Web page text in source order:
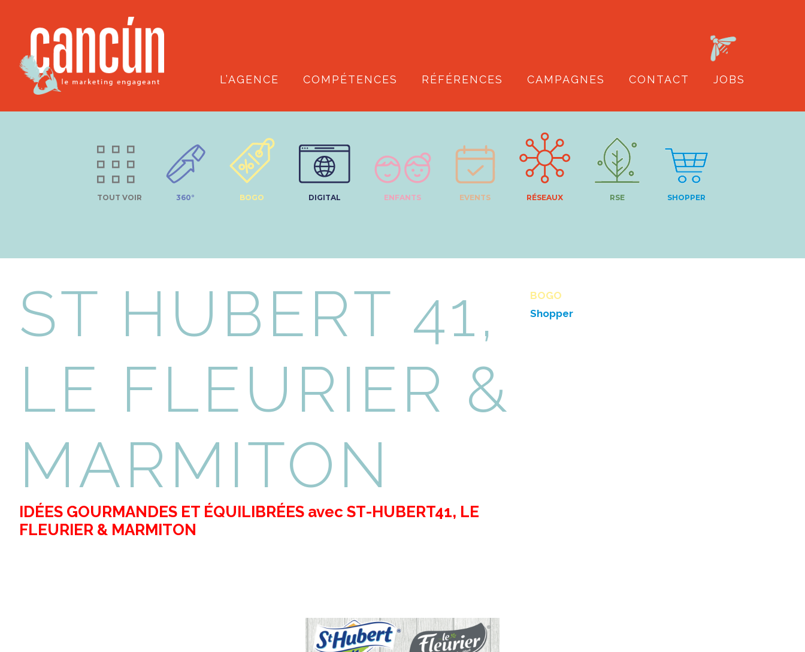
L’AGENCE COMPÉTENCES RÉFÉRENCES CAMPAGNES CONTACT JOBS
TOUT VOIR 360° BOGO DIGITAL ENFANTS EVENTS RÉSEAUX RSE SHOPPER
ST HUBERT 41,
LE FLEURIER &
MARMITON
IDÉES GOURMANDES ET ÉQUILIBRÉES avec ST-HUBERT41, LE
FLEURIER & MARMITON
BOGO
Shopper